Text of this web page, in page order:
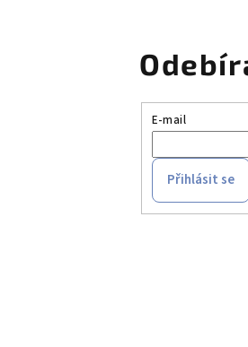
E-mail
Přihlásit se